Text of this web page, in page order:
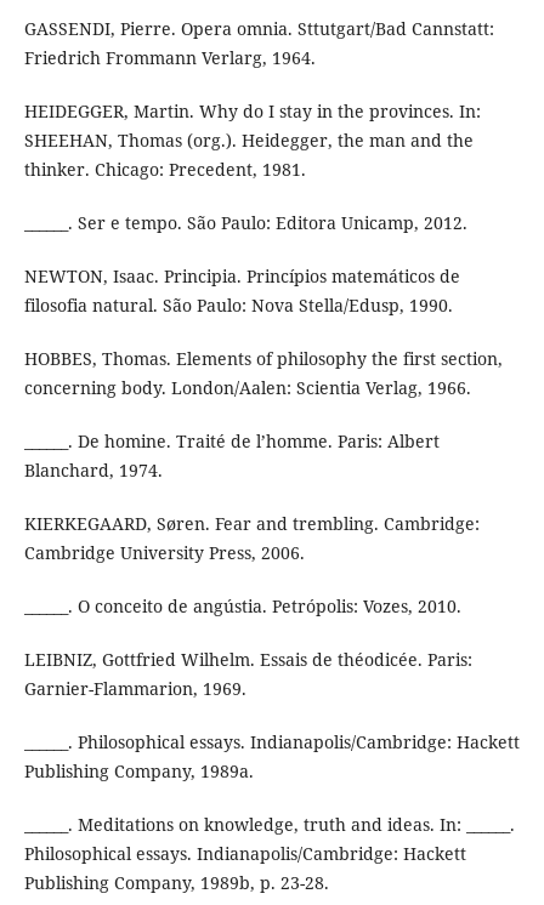
GASSENDI, Pierre. Opera omnia. Sttutgart/Bad Cannstatt:
Friedrich Frommann Verlarg, 1964.
HEIDEGGER, Martin. Why do I stay in the provinces. In:
SHEEHAN, Thomas (org.). Heidegger, the man and the
thinker. Chicago: Precedent, 1981.
______. Ser e tempo. São Paulo: Editora Unicamp, 2012.
NEWTON, Isaac. Principia. Princípios matemáticos de
filosofia natural. São Paulo: Nova Stella/Edusp, 1990.
HOBBES, Thomas. Elements of philosophy the first section,
concerning body. London/Aalen: Scientia Verlag, 1966.
______. De homine. Traité de l’homme. Paris: Albert
Blanchard, 1974.
KIERKEGAARD, Søren. Fear and trembling. Cambridge:
Cambridge University Press, 2006.
______. O conceito de angústia. Petrópolis: Vozes, 2010.
LEIBNIZ, Gottfried Wilhelm. Essais de théodicée. Paris:
Garnier-Flammarion, 1969.
______. Philosophical essays. Indianapolis/Cambridge: Hackett
Publishing Company, 1989a.
______. Meditations on knowledge, truth and ideas. In: ______.
Philosophical essays. Indianapolis/Cambridge: Hackett
Publishing Company, 1989b, p. 23-28.